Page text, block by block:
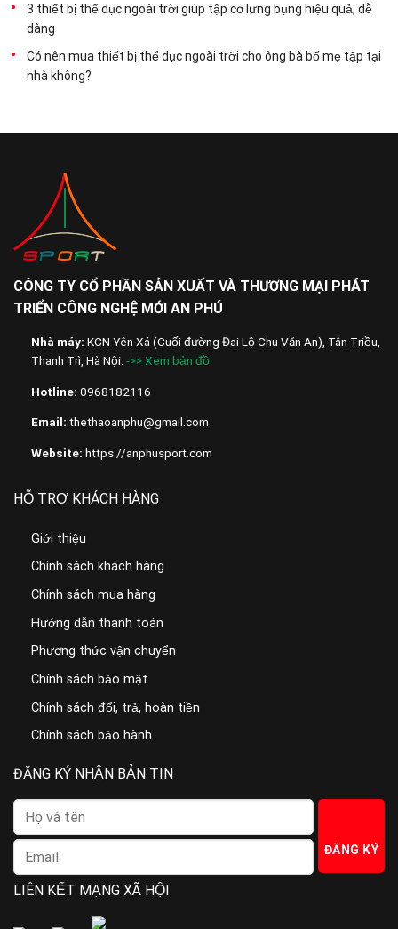
3 thiết bị thể dục ngoài trời giúp tập cơ lưng bụng hiệu quả, dễ
dàng
Có nên mua thiết bị thể dục ngoài trời cho ông bà bố mẹ tập tại
nhà không?
CÔNG TY CỔ PHẦN SẢN XUẤT VÀ THƯƠNG MẠI PHÁT
TRIỂN CÔNG NGHỆ MỚI AN PHÚ
Nhà máy: KCN Yên Xá (Cuối đường Đai Lộ Chu Văn An), Tân Triều,
Thanh Trì, Hà Nội. ->> Xem bản đồ
Hotline: 0968182116
Email: thethaoanphu@gmail.com
Website: https://anphusport.com
HỖ TRỢ KHÁCH HÀNG
Giới thiệu
Chính sách khách hàng
Chính sách mua hàng
Hướng dẫn thanh toán
Phương thức vận chuyển
Chính sách bảo mật
Chính sách đổi, trả, hoàn tiền
Chính sách bảo hành
ĐĂNG KÝ NHẬN BẢN TIN
LIÊN KẾT MẠNG XÃ HỘI